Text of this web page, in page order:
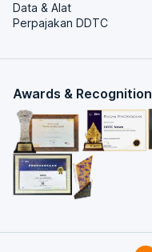
Data & Alat
Perpajakan DDTC
Awards & Recognition